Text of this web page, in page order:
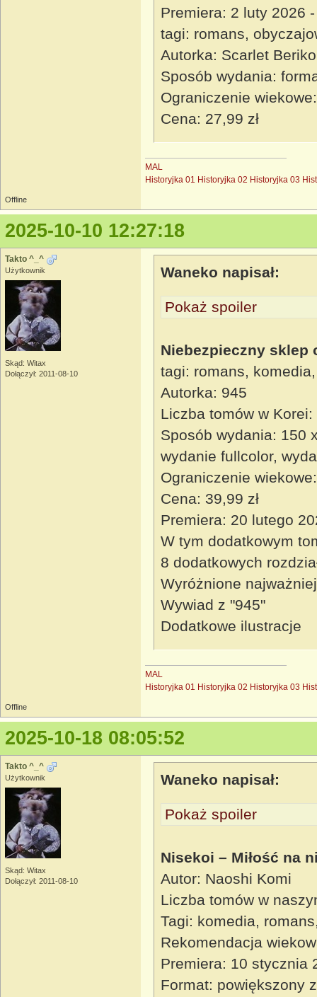
Premiera: 2 luty 2026
tagi: romans,
Autorka: Scarlet Beriko
Sposób wydania:
Ograniczenie
Cena: 27,99 zł
MAL
Historyjka 01 Historyjka 02 Historyjka 03
Offline
2025-10-10 12:27:18
Takto ^_^
Użytkownik
Skąd: Witax
Dołączył: 2011-08-10
Waneko napisał:
Pokaż spoiler
Niebezpieczny sklep
tagi: romans,
Autorka: 945
Liczba tomów w
Sposób wydania: 150
wydanie fullcolor,
Ograniczenie
Cena: 39,99 zł
Premiera: 20 lutego
W tym dodatkowym
8 dodatkowych
Wyróżnione
Wywiad z "945"
Dodatkowe ilustracje
MAL
Historyjka 01 Historyjka 02 Historyjka 03
Offline
2025-10-18 08:05:52
Takto ^_^
Użytkownik
Skąd: Witax
Dołączył: 2011-08-10
Waneko napisał:
Pokaż spoiler
Nisekoi – Miłość na
Autor: Naoshi Komi
Liczba tomów w
Tagi: komedia,
Rekomendacja
Premiera: 10 stycznia
Format: powiększony